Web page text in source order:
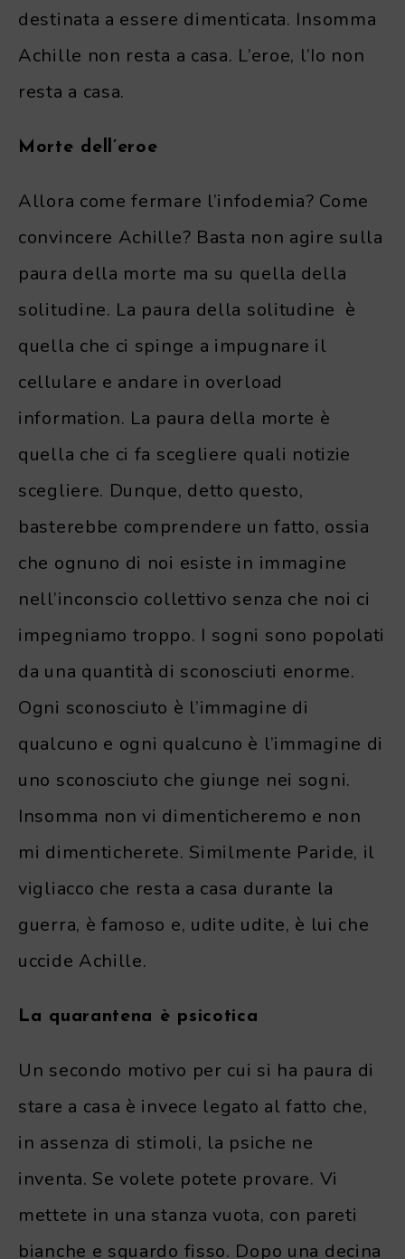
destinata a essere dimenticata. Insomma
Achille non resta a casa. L’eroe, l’Io non
resta a casa.
Morte dell’eroe
Allora come fermare l’infodemia? Come
convincere Achille? Basta non agire sulla
paura della morte ma su quella della
solitudine. La paura della solitudine è
quella che ci spinge a impugnare il
cellulare e andare in overload
information. La paura della morte è
quella che ci fa scegliere quali notizie
scegliere. Dunque, detto questo,
basterebbe comprendere un fatto, ossia
che ognuno di noi esiste in immagine
nell’inconscio collettivo senza che noi ci
impegniamo troppo. I sogni sono popolati
da una quantità di sconosciuti enorme.
Ogni sconosciuto è l’immagine di
qualcuno e ogni qualcuno è l’immagine di
uno sconosciuto che giunge nei sogni.
Insomma non vi dimenticheremo e non
mi dimenticherete. Similmente Paride, il
vigliacco che resta a casa durante la
guerra, è famoso e, udite udite, è lui che
uccide Achille.
La quarantena è psicotica
Un secondo motivo per cui si ha paura di
stare a casa è invece legato al fatto che,
in assenza di stimoli, la psiche ne
inventa. Se volete potete provare. Vi
mettete in una stanza vuota, con pareti
bianche e sguardo fisso. Dopo una decina